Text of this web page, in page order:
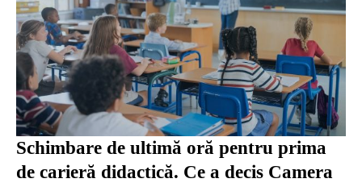
Schimbare de ultimă oră pentru prima
de carieră didactică. Ce a decis Camera